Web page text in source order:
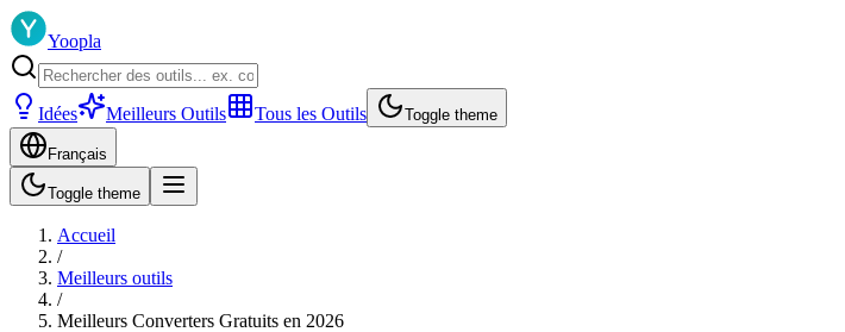
Yoopla
Idées Meilleurs Outils Tous les Outils Toggle theme
Français
Toggle theme
Accueil
/
Meilleurs outils
/
Meilleurs Converters Gratuits en 2026